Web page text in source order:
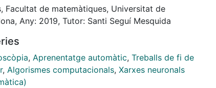
however, available data to train such models
Therefore, we attempt to create synthetic
used generative adversarial networks (GANs) as
recently shown great promise for problems like
Training a classifier on both the real and
data, we achieve an increase in the classification
Facultat de matemàtiques, Universitat de
Any: 2019, Tutor: Santi Seguí Mesquida
, Aprenentatge automàtic, Treballs de fi de
, Algorismes computacionals, Xarxes neuronals